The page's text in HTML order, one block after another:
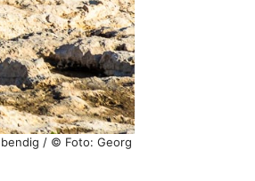
/ © Foto: Georg